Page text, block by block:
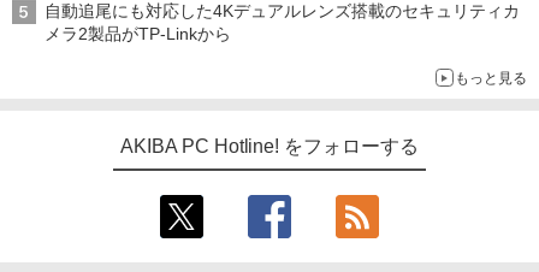
自動追尾にも対応した4Kデュアルレンズ搭載のセキュリティカ
メラ2製品がTP-Linkから
もっと見る
AKIBA PC Hotline! をフォローする